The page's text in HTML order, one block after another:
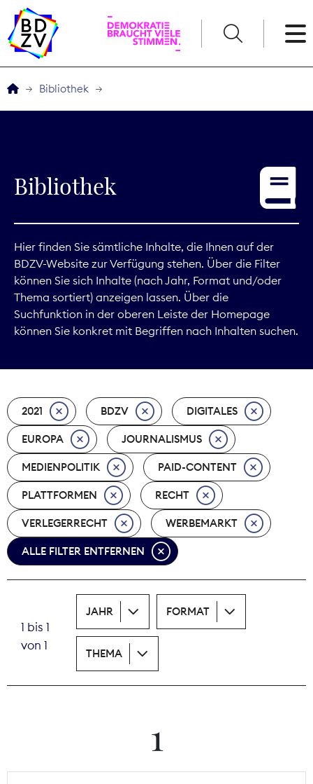
Service
Digitales
Kommunikation
Marktdaten
Nachhaltigkeit
Nachwuchs
Nova Award
Pressefreiheit
Print
Theodor-Wolff-Preis
Bibliothek
Bibliothek
Hier finden Sie sämtliche Inhalte, die Ihnen auf der
BDZV-Website zur Verfügung stehen. Über die Filter
können Sie sich Inhalte (nach Jahr, Format und/oder
Thema sortiert) anzeigen lassen. Über die
Suchfunktion in der oberen Leiste der Homepage
können Sie konkret mit Begriffen nach Inhalten suchen.
2021 BDZV DIGITALES
EUROPA JOURNALISMUS
MEDIENPOLITIK PAID-CONTENT
PLATTFORMEN RECHT
VERLEGERRECHT WERBEMARKT
ALLE FILTER ENTFERNEN
1 bis 1
von 1
JAHR FORMAT
THEMA
1